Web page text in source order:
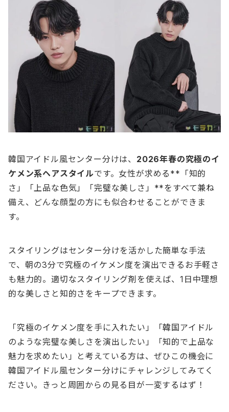
韓国アイドル風センター分けは、 2026年春の究極のイ
ケメン系ヘアスタイルです。女性が求める**「知的
さ」「上品な色気」「完璧な美しさ」**をすべて兼ね
備え、どんな顔型の方にも似合わせることができま
す。
スタイリングはセンター分けを活かした簡単な手法
で、朝の3分で究極のイケメン度を演出できるお手軽さ
も魅力的。適切なスタイリング剤を使えば、1日中理想
的な美しさと知的さをキープできます。
「究極のイケメン度を手に入れたい」「韓国アイドル
のような完璧な美しさを演出したい」「知的で上品な
魅力を求めたい」と考えている方は、ぜひこの機会に
韓国アイドル風センター分けにチャレンジしてみてく
ださい。きっと周囲からの見る目が一変するはず！